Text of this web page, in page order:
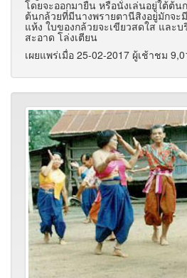
โดยจะออกมายืน หรือนั่งเล่นอยู่ใต้ต้น
ต้นกล้วยที่มีนางพรายตานีสิงอยู่มักจะ
แห้ง ใบของกล้วยจะเขียวสดใส และ
สะอาด โล่งเตียน
เผยแพร่เมื่อ 25-02-2017 ผู้เช้าชม